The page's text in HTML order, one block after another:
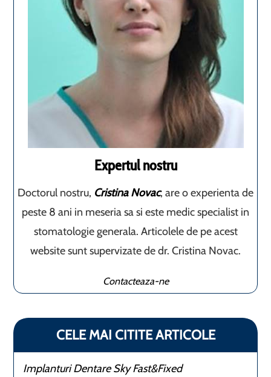
Expertul nostru
Doctorul nostru, Cristina Novac, are o experienta de
peste 8 ani in meseria sa si este medic specialist in
stomatologie generala. Articolele de pe acest
website sunt supervizate de dr. Cristina Novac.
Contacteaza-ne
CELE MAI CITITE ARTICOLE
Implanturi Dentare Sky Fast&Fixed